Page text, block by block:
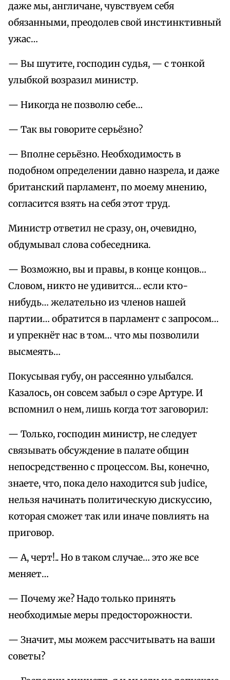
даже мы, англичане, чувствуем себя
обязанными, преодолев свой инстинктивный
ужас…
— Вы шутите, господин судья, — с тонкой
улыбкой возразил министр.
— Никогда не позволю себе…
— Так вы говорите серьёзно?
— Вполне серьёзно. Необходимость в
подобном определении давно назрела, и даже
британский парламент, по моему мнению,
согласится взять на себя этот труд.
Министр ответил не сразу, он, очевидно,
обдумывал слова собеседника.
— Возможно, вы и правы, в конце концов…
Словом, никто не удивится… если кто-
нибудь… желательно из членов нашей
партии… обратится в парламент с запросом…
и упрекнёт нас в том… что мы позволили
высмеять…
Покусывая губу, он рассеянно улыбался.
Казалось, он совсем забыл о сэре Артуре. И
вспомнил о нем, лишь когда тот заговорил:
— Только, господин министр, не следует
связывать обсуждение в палате общин
непосредственно с процессом. Вы, конечно,
знаете, что, пока дело находится sub judice,
нельзя начинать политическую дискуссию,
которая сможет так или иначе повлиять на
приговор.
— А, черт!.. Но в таком случае… это же все
меняет…
— Почему же? Надо только принять
необходимые меры предосторожности.
— Значит, мы можем рассчитывать на ваши
советы?